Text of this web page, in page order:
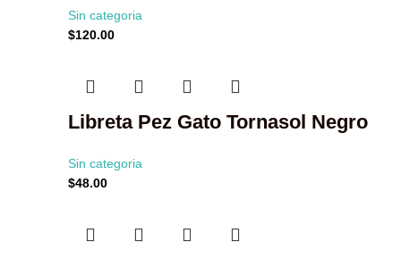
Sin categoria
$120.00
Libreta Pez Gato Tornasol Negro
Sin categoria
$48.00